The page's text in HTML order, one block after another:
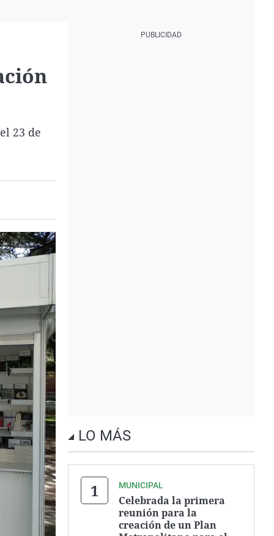
23 de
LO MÁS
MUNICIPAL
Celebrada la primera
reunión para la
creación de un Plan